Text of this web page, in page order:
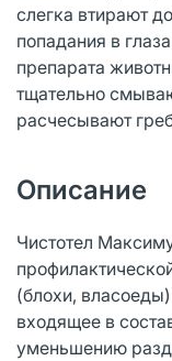
слегка втирают
попадания в
препарата
тщательно
расчесывают
Описание
Чистотел
(блохи,
входящее в
уменьшению